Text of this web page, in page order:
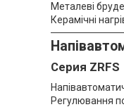
Металеві
Керамічні
Серия ZRFS
Регулювання